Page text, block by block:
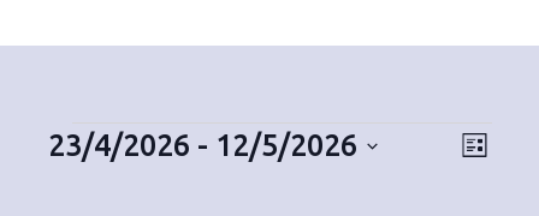
NT
L
23/4/2026 - 12/5/2026